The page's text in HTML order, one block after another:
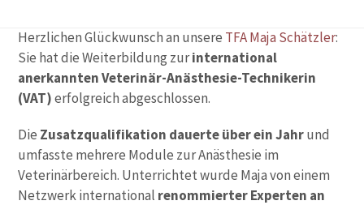
Herzlichen Glückwunsch an unsere TFA Maja Schätzler:
Sie hat die Weiterbildung zurinternational
anerkannten Veterinär-Anästhesie-Technikerin
(VAT)erfolgreich abgeschlossen.
Die Zusatzqualifikation dauerte über ein Jahrund
umfasste mehrere Module zur Anästhesie im
Veterinärbereich. Unterrichtet wurde Maja von einem
Netzwerk international renommierter Experten an